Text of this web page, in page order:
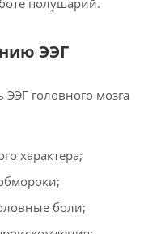
полушарий.
ЭЭГ
головного мозга
характера;
боли;